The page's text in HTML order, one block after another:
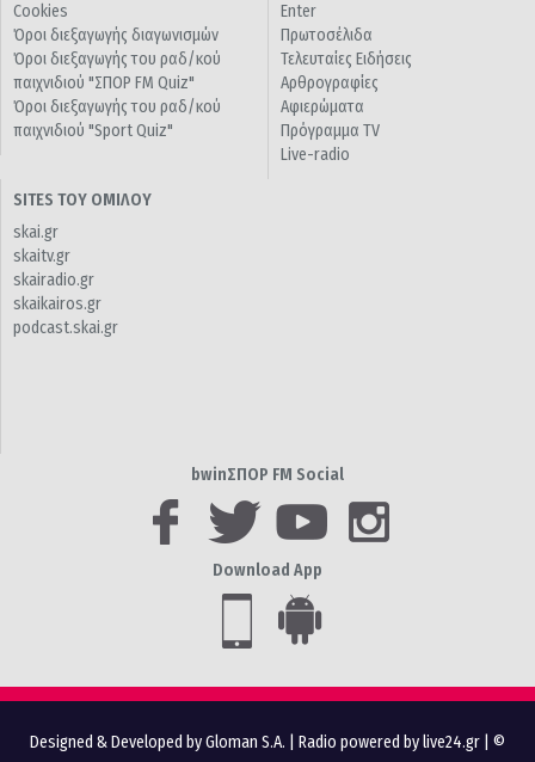
Cookies
Όροι διεξαγωγής διαγωνισμών
Όροι διεξαγωγής του ραδ/κού
παιχνιδιού "ΣΠΟΡ FM Quiz"
Όροι διεξαγωγής του ραδ/κού
παιχνιδιού "Sport Quiz"
Enter
Πρωτοσέλιδα
Τελευταίες Ειδήσεις
Αρθρογραφίες
Αφιερώματα
Πρόγραμμα TV
Live-radio
SITES ΤΟΥ ΟΜΙΛΟΥ
skai.gr
skaitv.gr
skairadio.gr
skaikairos.gr
podcast.skai.gr
bwinΣΠΟΡ FM Social
Download App
Designed & Developed by Gloman S.A. Radio powered by live24.gr | ©